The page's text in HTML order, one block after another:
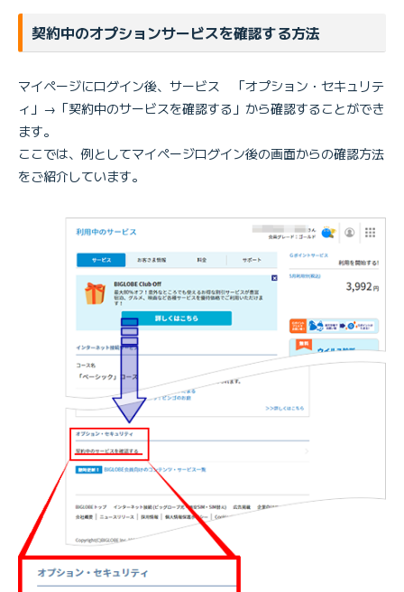
■サポート／保証サービス関連
BIGLOBEお助けサポート
BIGLOBEあんしんバックアップ
暮らしのあんしん相談
BIGLOBEインターネット端末保証サービス
ライフサポートパック for BIGLOBE
BIGLOBEスマホバックアップ
スマート留守電
BIGLOBE WiMAX端末保証サービス
■優待サービス関連
エンジョイプラス
■セキュリティサービス関連
セキュリティセット・プレミアム
セキュリティセット・スタンダード
トータル・ネットセキュリティ
みやブル for BIGLOBE
マカフィー・スイート
Webフィルタリングサービス
メールウイルスチェックプラス
i-フィルター for Android
ネットあんしんパック
ネットあんしんパック for ドコモ光
パスワードマネージャー月額版
コース標準セキュリティ機能
■映像サービス／デジタルコンテンツ関連
U-NEXT for BIGLOBE
ひかりＴＶ for BIGLOBE
超ホーダイ for BIGLOBE
■メール関連
メールウイルスチェック
迷惑メールチェック
契約中のオプションサービスを確認する方法
マイページにログイン後、サービス 「オプション・セキュリテ
ィ」→「契約中のサービスを確認する」から確認することができ
ます。
ここでは、例としてマイページログイン後の画面からの確認方法
をご紹介しています。